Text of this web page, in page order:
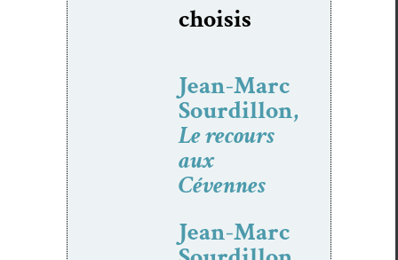
choi­sis
Jean-Marc
Sourdillon,
Le recours
aux
Cévennes
Jean-Marc